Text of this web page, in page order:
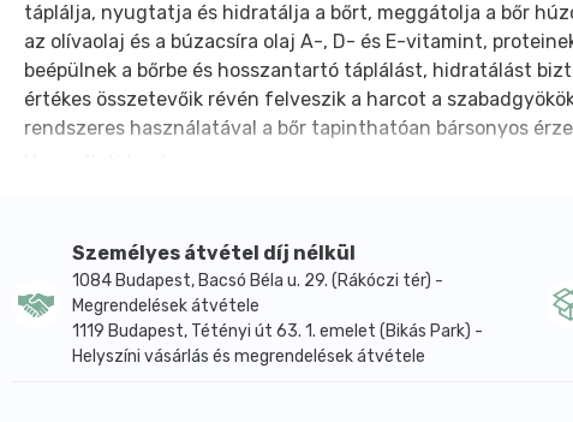
táplálja, nyugtatja és hidratálja a bőrt, meggátolja a bőr
az olívaolaj és a búzacsíra olaj A-, D- és E-vitamint,
beépülnek a bőrbe és hosszantartó táplálást, hidratálást
értékes összetevőik révén felveszik a harcot a
rendszeres használatával a bőr tapinthatóan bársonyos
Személyes átvétel díj nélkül
1084 Budapest, Bacsó Béla u. 29. (Rákóczi tér) -
Megrendelések átvétele
1119 Budapest, Tétényi út 63. 1. emelet (Bikás Park) -
Helyszíni vásárlás és megrendelések átvétele